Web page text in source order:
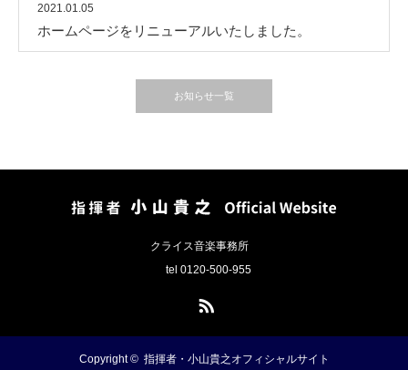
2021.01.05
ホームページをリニューアルいたしました。
お知らせ一覧
クライス音楽事務所
tel 0120-500-955
Copyright © 指揮者・小山貴之オフィシャルサイト